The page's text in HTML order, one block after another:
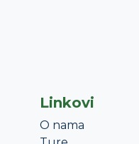
Linkovi
O nama